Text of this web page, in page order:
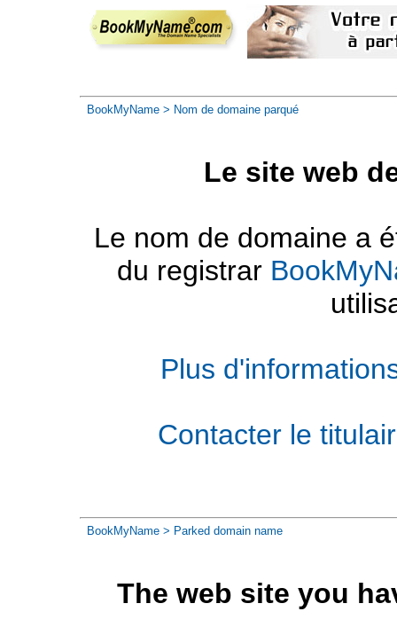
BookMyName > Nom de domaine parqué
Le site web
Le nom de domaine a
du registrar
Plus
Contacter le
BookMyName > Parked domain name
The web site you